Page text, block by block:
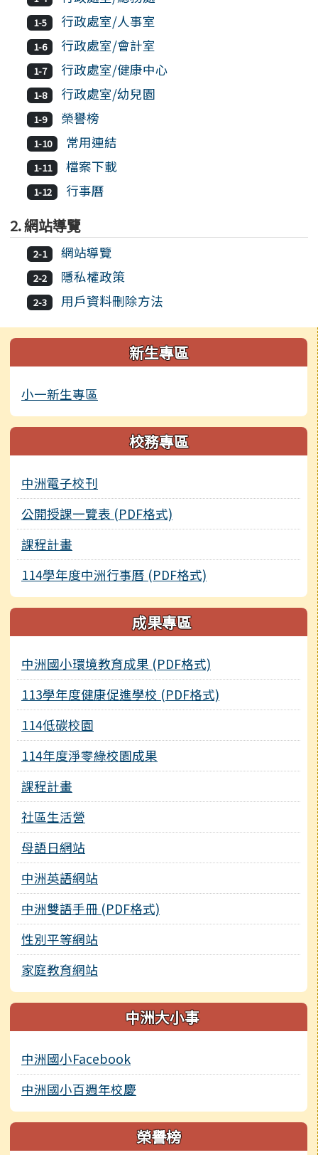
1-5 行政處室/人事室
1-6 行政處室/會計室
1-7 行政處室/健康中心
1-8 行政處室/幼兒園
1-9 榮譽榜
1-10 常用連結
1-11 檔案下載
1-12 行事曆
2. 網站導覽
2-1 網站導覽
2-2 隱私權政策
2-3 用戶資料刪除方法
左邊區域內容 新生專區
小一新生專區
校務專區
中洲電子校刊
公開授課一覽表 (PDF格式)
課程計畫
114學年度中洲行事曆 (PDF格式)
成果專區
中洲國小環境教育成果 (PDF格式)
113學年度健康促進學校 (PDF格式)
114低碳校園
114年度淨零綠校園成果
課程計畫
社區生活營
母語日網站
中洲英語網站
中洲雙語手冊 (PDF格式)
性別平等網站
家庭教育網站
中洲大小事
中洲國小Facebook
中洲國小百週年校慶
榮譽榜